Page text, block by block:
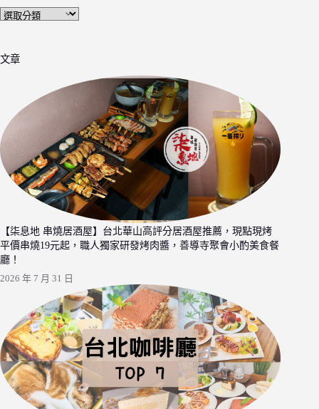
文
類
文章
【柒息地 串燒居酒屋】台北華山高評分居酒屋推薦，現點現烤
平價串燒19元起，職人獨家研發烤肉醬，善導寺聚會小酌美食餐
廳！
2026 年 7 月 31 日